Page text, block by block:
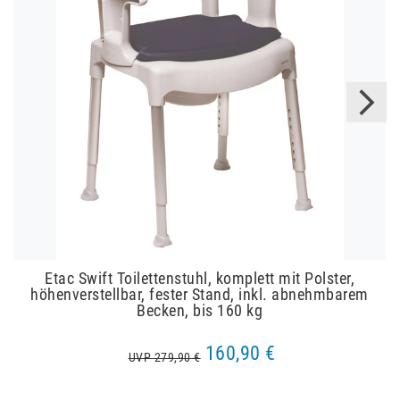
Etac Swift Toilettenstuhl, komplett mit Polster,
höhenverstellbar, fester Stand, inkl. abnehmbarem
Becken, bis 160 kg
UVP 279,90 € 160,90 €